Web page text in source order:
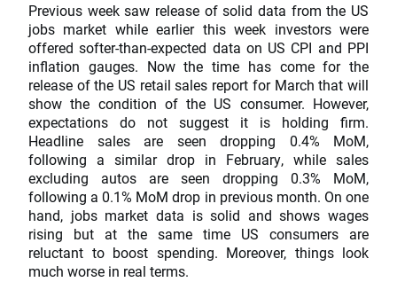
Previous week saw release of solid data from the US
jobs market while earlier this week investors were
offered softer-than-expected data on US CPI and PPI
inflation gauges. Now the time has come for the
release of the US retail sales report for March that will
show the condition of the US consumer. However,
expectations do not suggest it is holding firm.
Headline sales are seen dropping 0.4% MoM,
following a similar drop in February, while sales
excluding autos are seen dropping 0.3% MoM,
following a 0.1% MoM drop in previous month. On one
hand, jobs market data is solid and shows wages
rising but at the same time US consumers are
reluctant to boost spending. Moreover, things look
much worse in real terms.